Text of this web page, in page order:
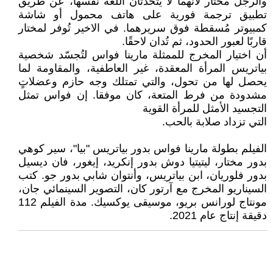
تطبيق ترجمة فورية على هاتف محمول أو شاشة
كمبيوتر مُسقطة فوق سريرهما. في الاخير تُوفر لمختار
قاربًا لعبور الحدود، ثم تُدان لاحقًا.
أن اختيار المخرج للممثلة مارينا فواس لتُجسّد شخصية
بياتريس المرأة المعقدة، غير العاطفية، والمقاومة لما
يحصل لها من تحول، والتي تمتلك وجه حازم وعضلاتٍ
مشدودة من فرط المتعة، كان موفقا. إن فواس تمثل
التجسيد الأمثل للمرأة القوية
التي تزداد صلابة بالحب.
الفيلم بطولة مارينا فواس بدور بياتريس "بيا"، سير كوهي
بدور مختار، ليتيتيا دوش بدور إنكريد، إيغور، فان ديسيل
بدور فلوريان، ابن بياتريس، وأنتوان شابي بدور جو. كتب
السيناريو المخرج مع آرتور كان، التصوير السينمائي جان،
مونتاج لورانس بريو، موسيقى يوكسيك. مدة الفيلم 112
دقيقة إنتاج عام 2021.